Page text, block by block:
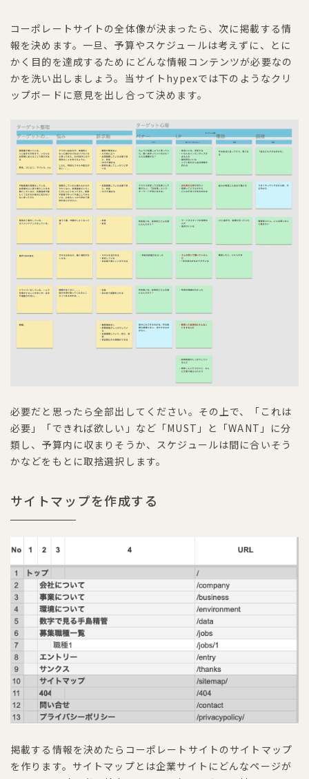
コーポレートサイトの全体像が決まったら、次に掲載する情
報を決めます。一旦、予算やスケジュールは考えずに、とに
かく目的を達成するためにどんな情報コンテンツが必要なの
かを洗い出しましょう。当サイトhypexでは下のようなクリ
ップボードに意見を出し合って決めます。
必要だと思ったら全部出してください。その上で、「これは
必要」「できれば欲しい」など「MUST」と「WANT」に分
類し、予算内に収まりそうか、スケジュールは間に合いそう
かなどをもとに取捨選択します。
サイトマップを作成する
掲載する情報を決めたらコーポレートサイトのサイトマップ
を作ります。サイトマップとは企業サイトにどんなページが